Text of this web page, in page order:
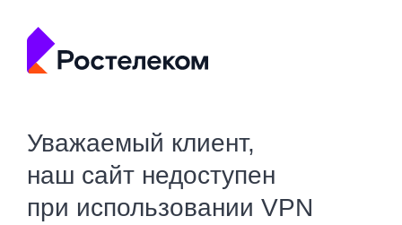
Уважаемый клиент,
наш сайт недоступен
при использовании VPN